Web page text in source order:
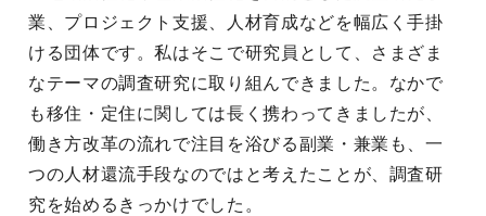
業、プロジェクト支援、人材育成などを幅広く手掛
ける団体です。私はそこで研究員として、さまざま
なテーマの調査研究に取り組んできました。なかで
も移住・定住に関しては長く携わってきましたが、
働き方改革の流れで注目を浴びる副業・兼業も、一
つの人材還流手段なのではと考えたことが、調査研
究を始めるきっかけでした。